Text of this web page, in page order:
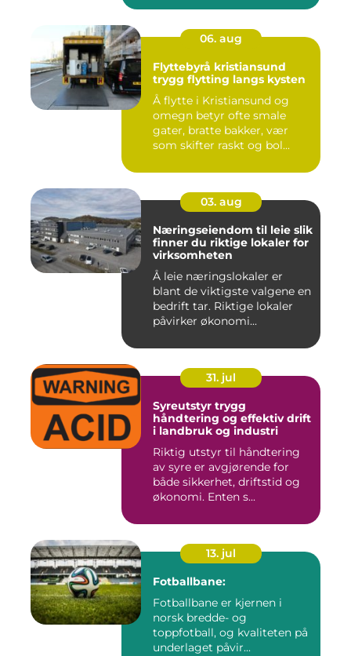
06. aug
Flyttebyrå kristiansund
trygg flytting langs kysten
Å flytte i Kristiansund og
omegn betyr ofte smale
gater, bratte bakker, vær
som skifter raskt og bol...
03. aug
Næringseiendom til leie slik
finner du riktige lokaler for
virksomheten
Å leie næringslokaler er
blant de viktigste valgene en
bedrift tar. Riktige lokaler
påvirker økonomi...
31. jul
Syreutstyr trygg
håndtering og effektiv drift
i landbruk og industri
Riktig utstyr til håndtering
av syre er avgjørende for
både sikkerhet, driftstid og
økonomi. Enten s...
13. jul
Fotballbane:
Fotballbane er kjernen i
norsk bredde- og
toppfotball, og kvaliteten på
underlaget påvir...